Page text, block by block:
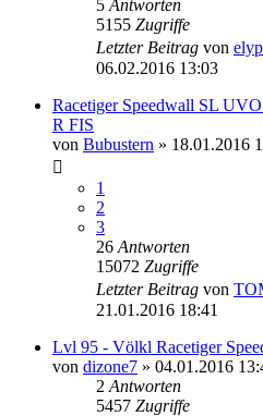
5 Antworten
5155 Zugriffe
Letzter Beitrag von
06.02.2016 13:03
Racetiger Speedwall SL
R FIS
von Bubustern » 18.01.2016
1
2
3
26 Antworten
15072 Zugriffe
Letzter Beitrag von
21.01.2016 18:41
Lvl 95 - Völkl Racetiger
von dizone7 » 04.01.2016
2 Antworten
5457 Zugriffe